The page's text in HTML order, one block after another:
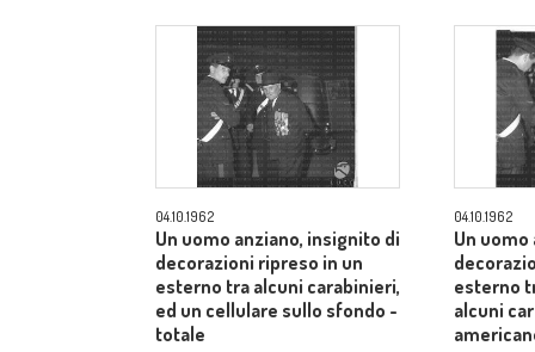
04.10.1962
Un uomo anziano, insignito di
decorazioni ripreso in un
esterno tra alcuni carabinieri,
ed un cellulare sullo sfondo -
totale
04.10.1962
Un
esterno
alcuni